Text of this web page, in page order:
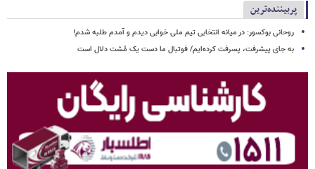
پربیننده‌ترین
روحانی بوکسور: در میانه انتخابی تیم ملی خوابی دیدم و آمدم طلبه شدم!
به جای پیشرفت، پسرفت کرده‌ایم/ فوتبال ما دست یک مُشت دلال است